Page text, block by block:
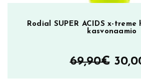
Rodial SUPER ACIDS x-
kasvonaamio
69,90€